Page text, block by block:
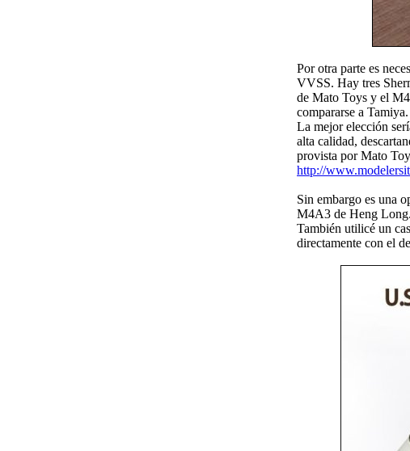
Por otra parte es
VVSS. Hay tres
de Mato Toys y el
compararse a Tamiya.
La mejor elección
alta calidad,
provista por Mato
http://
Sin embargo es una
M4A3 de Heng Long.
También utilicé un
directamente con el